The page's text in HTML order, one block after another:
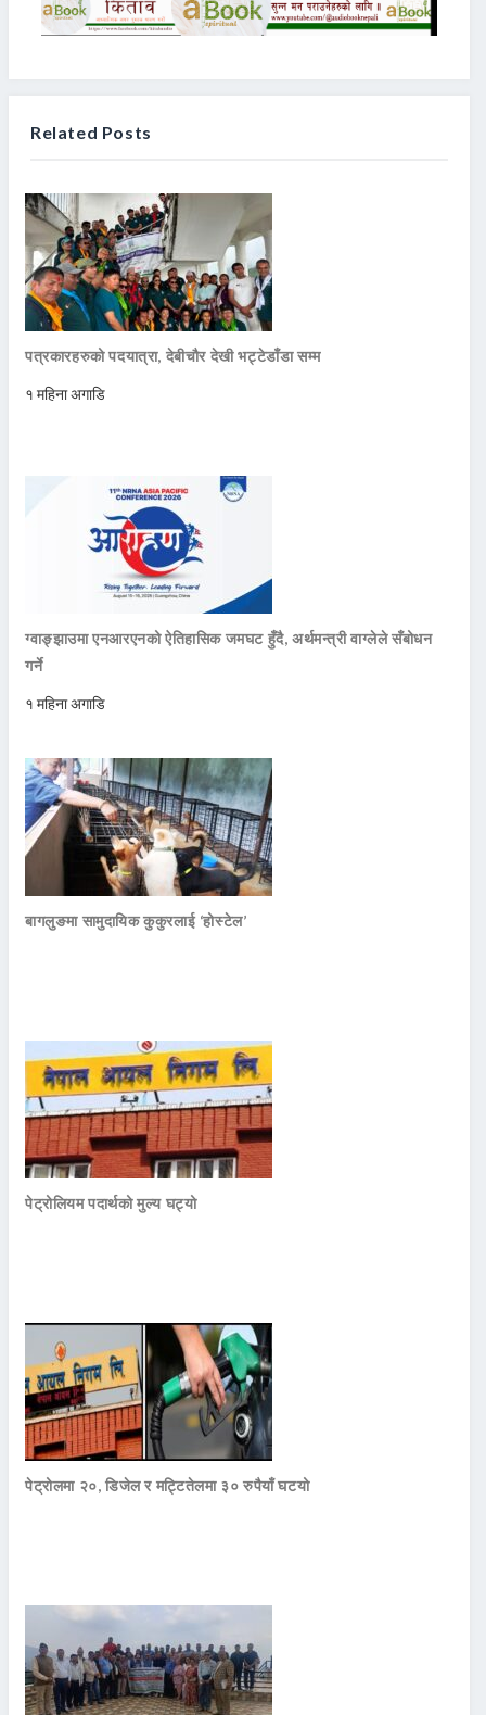
Related Posts
पत्रकारहरुको पदयात्रा, देबीचौर देखी भट्टेडाँडा सम्म
१ महिना अगाडि
ग्वाङ्झाउमा एनआरएनको ऐतिहासिक जमघट हुँदै, अर्थमन्त्री वाग्लेले सँबोधन
गर्ने
१ महिना अगाडि
बागलुङमा सामुदायिक कुकुरलाई ‘होस्टेल’
पेट्रोलियम पदार्थको मुल्य घट्यो
पेट्रोलमा २०, डिजेल र मट्टितेलमा ३० रुपैयाँ घटयो